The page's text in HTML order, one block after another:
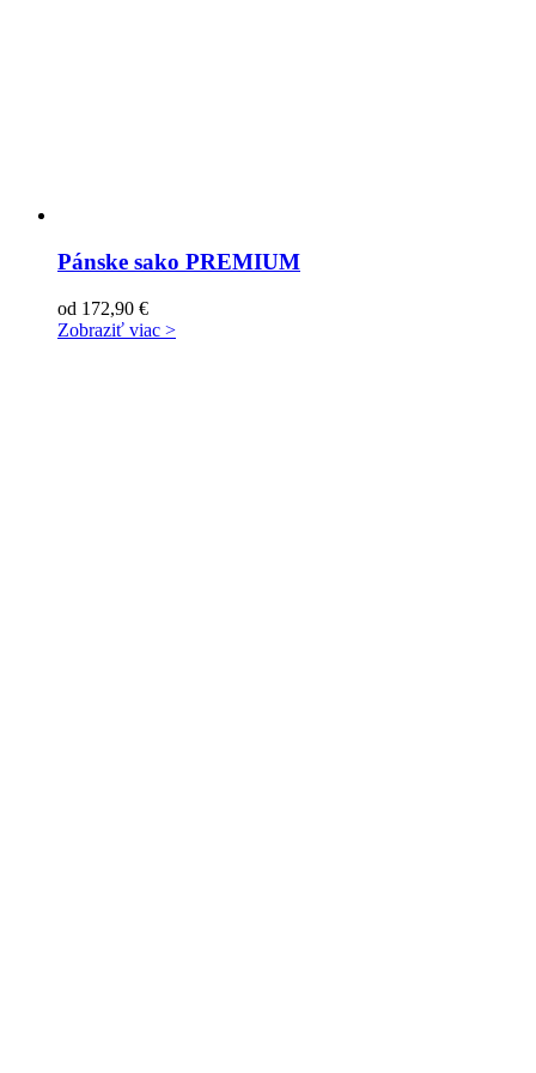
Pánske sako PREMIUM
od 172,90 €
Zobraziť viac >